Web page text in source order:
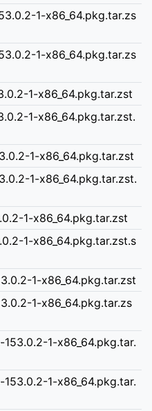
1-x86_64.pkg.tar.zs
1-x86_64.pkg.tar.zs
1-x86_64.pkg.tar.zst
1-x86_64.pkg.tar.zst.
1-x86_64.pkg.tar.zst
1-x86_64.pkg.tar.zst.
1-x86_64.pkg.tar.zst
1-x86_64.pkg.tar.zst.s
1-x86_64.pkg.tar.zst
1-x86_64.pkg.tar.zs
1-x86_64.pkg.tar.
1-x86_64.pkg.tar.